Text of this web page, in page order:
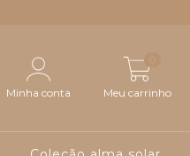
Minha conta Meu carrinho